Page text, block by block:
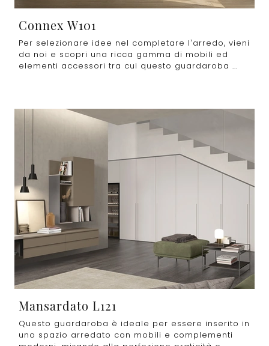
Connex W101
Per selezionare idee nel completare l’arredo, vieni
da noi e scopri una ricca gamma di mobili ed
elementi accessori tra cui questo guardaroba ...
Mansardato L121
Questo guardaroba è ideale per essere inserito in
uno spazio arredato con mobili e complementi